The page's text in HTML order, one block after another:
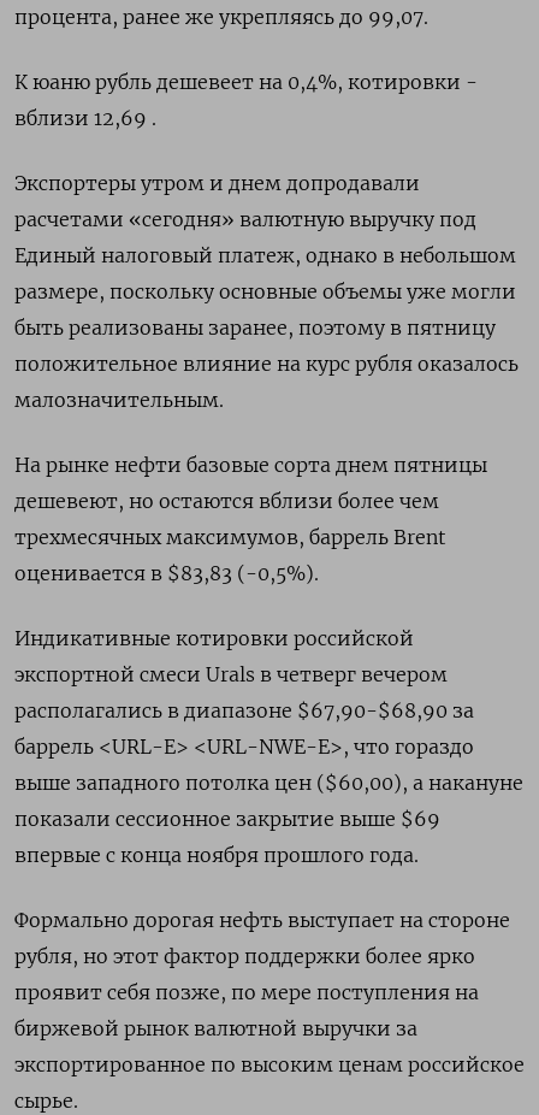
процента, ранее же укрепляясь до 99,07.
К юаню рубль дешевеет на 0,4%, котировки -
вблизи 12,69 .
Экспортеры утром и днем допродавали
расчетами «сегодня» валютную выручку под
Единый налоговый платеж, однако в небольшом
размере, поскольку основные объемы уже могли
быть реализованы заранее, поэтому в пятницу
положительное влияние на курс рубля оказалось
малозначительным.
На рынке нефти базовые сорта днем пятницы
дешевеют, но остаются вблизи более чем
трехмесячных максимумов, баррель Brent
оценивается в $83,83 (-0,5%).
Индикативные котировки российской
экспортной смеси Urals в четверг вечером
располагались в диапазоне $67,90-$68,90 за
баррель <URL-E> <URL-NWE-E>, что гораздо
выше западного потолка цен ($60,00), а накануне
показали сессионное закрытие выше $69
впервые с конца ноября прошлого года.
Формально дорогая нефть выступает на стороне
рубля, но этот фактор поддержки более ярко
проявит себя позже, по мере поступления на
биржевой рынок валютной выручки за
экспортированное по высоким ценам российское
сырье.